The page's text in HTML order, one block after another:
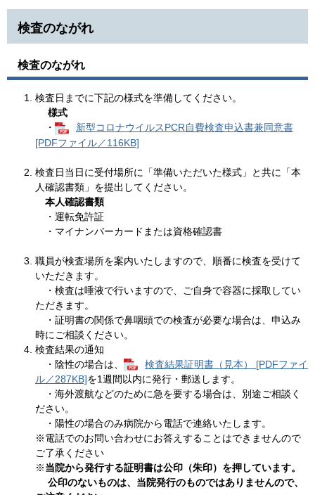
検査のながれ
検査のながれ
検査日までに下記の様式を準備してください。
様式
・
新型コロナウイルスPCR自費検査申込書兼同意書
[PDFファイル／116KB]
検査日当日に受付場所に「準備いただいた様式」と共に「本
人確認書類」を提出してください。
本人確認書類
・運転免許証
・マイナンバーカードまたは資格確認書
職員が検査場所を案内いたしますので、順番に検査を受けて
いただきます。
・検査は唾液で行いますので、ご自身で容器に採取してい
ただきます。
・証明書の関係で鼻咽頭での検査が必要な場合は、申込み
時にご相談ください。
検査結果の通知
・陰性の場合は、
検査結果証明書（見本） [PDFファイ
ル／287KB]を1週間以内に発行・郵送します。
・海外渡航などのために急を要する場合は、別途ご相談く
ださい。
・陽性の場合のみ病院から電話で連絡いたします。
※電話でのお問い合わせにお答えすることはできませんので
ご了承ください
※当院から発行する証明書は公印（朱印）を押しています。
公印のないものは、当院発行のものではありませんので、